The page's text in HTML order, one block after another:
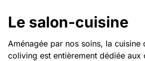
Le salon-cuisine
Aménagée par nos soins, la cuisine
coliving est entièrement dédiée aux